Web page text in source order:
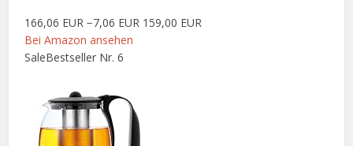
166,06 EUR −7,06 EUR 159,00 EUR
Bei Amazon ansehen
SaleBestseller Nr. 6